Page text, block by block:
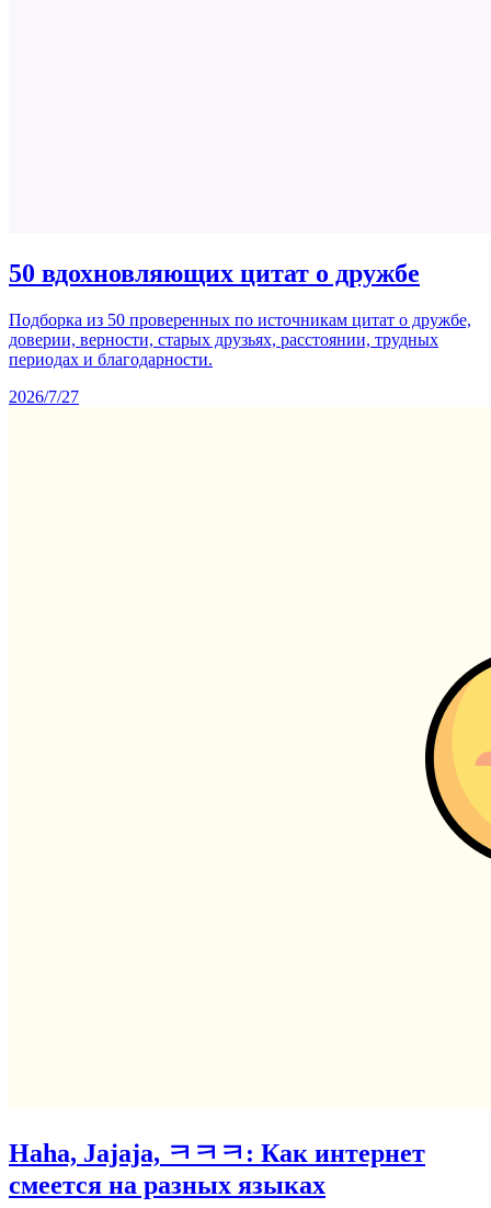
50 вдохновляющих цитат о дружбе
Подборка из 50 проверенных по источникам цитат о дружбе,
доверии, верности, старых друзьях, расстоянии, трудных
периодах и благодарности.
2026/7/27
Haha, Jajaja, ㅋㅋㅋ: Как интернет
смеется на разных языках